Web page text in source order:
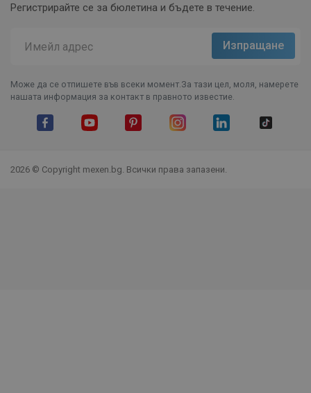
Регистрирайте се за бюлетина и бъдете в течение.
Може да се отпишете във всеки момент.За тази цел, моля, намерете
нашата информация за контакт в правното известие.
2026 © Copyright mexen.bg. Всички права запазени.